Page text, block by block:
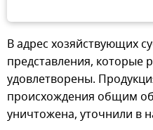
В адрес хозяйствующих
представления, которые
удовлетворены.
происхождения общим
уничтожена, уточнили в